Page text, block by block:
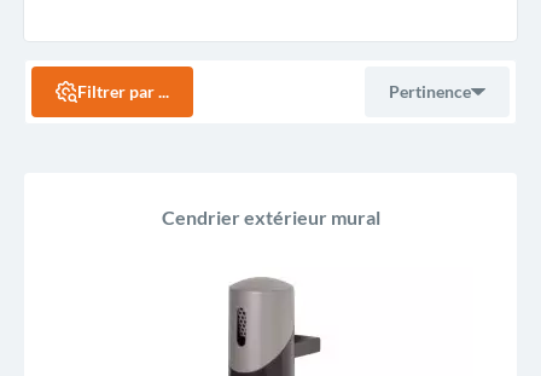
Filtrer par ... Pertinence
Pertinence
Prix, croissant
Cendrier extérieur mural